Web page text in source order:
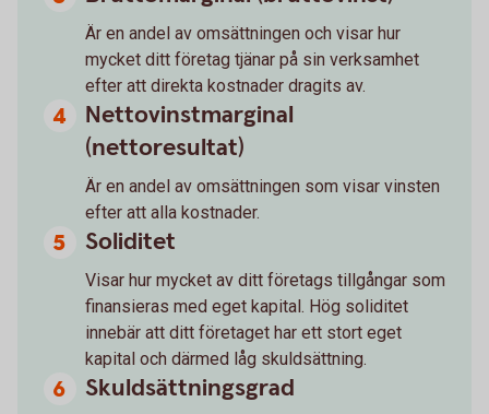
Är en andel av omsättningen och visar hur
mycket ditt företag tjänar på sin verksamhet
efter att direkta kostnader dragits av.
Nettovinstmarginal
(nettoresultat)
Är en andel av omsättningen som visar vinsten
efter att alla kostnader.
Soliditet
Visar hur mycket av ditt företags tillgångar som
finansieras med eget kapital. Hög soliditet
innebär att ditt företaget har ett stort eget
kapital och därmed låg skuldsättning.
Skuldsättningsgrad